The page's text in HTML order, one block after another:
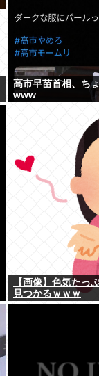
高市早苗首相、ち
www
【画像】色気たっ
見つかるｗｗｗ